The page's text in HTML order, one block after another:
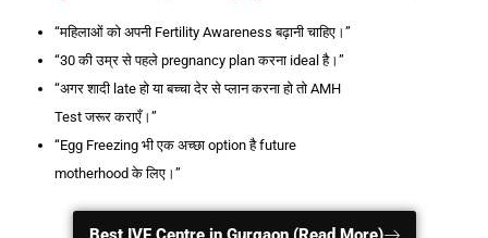
“महिलाओं को अपनी Fertility Awareness बढ़ानी चाहिए।”
“30 की उम्र से पहले pregnancy plan करना ideal है।”
“अगर शादी late हो या बच्चा देर से प्लान करना हो तो AMH
Test जरूर कराएँ।”
“Egg Freezing भी एक अच्छा option है future
motherhood के लिए।”